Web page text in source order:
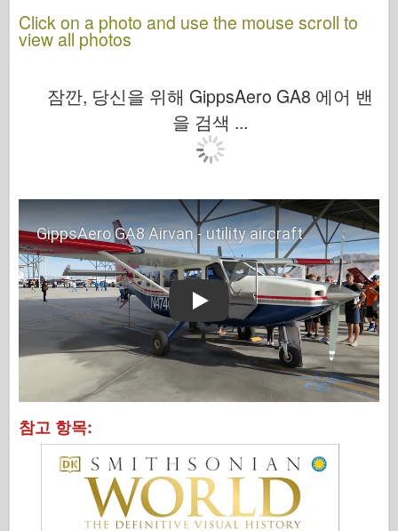
Click on a photo and use the mouse scroll to
view all photos
잠깐, 당신을 위해 GippsAero GA8 에어 밴
을 검색 ...
Play
참고 항목: